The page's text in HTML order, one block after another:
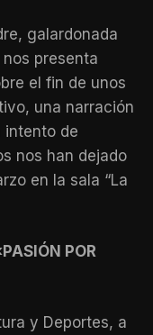
galardonada
presenta
el fin de unos
una narración
intento de
nos han dejado
en la sala “La
POR
y Deportes, a